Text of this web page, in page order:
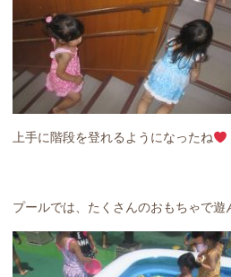
上手に階段を登れるようになったね
プールでは、たくさんのおもちゃで遊